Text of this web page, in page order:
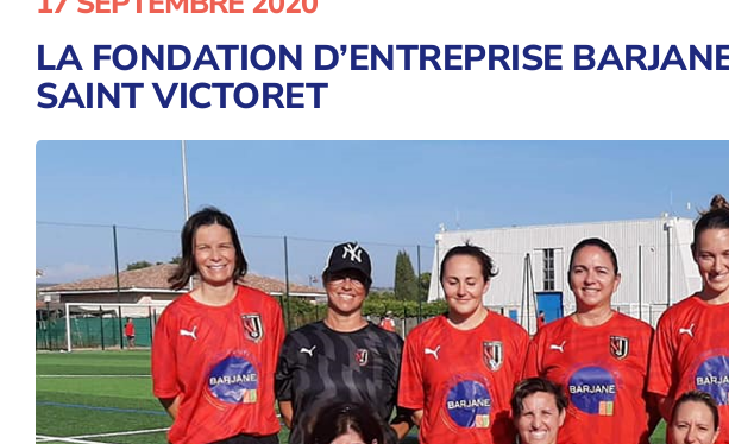
LA FONDATION D’ENTREPRISE
SAINT VICTORET